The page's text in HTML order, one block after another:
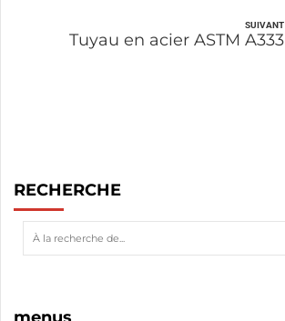
SUIVANT
Tuyau en acier ASTM A333
RECHERCHE
menus